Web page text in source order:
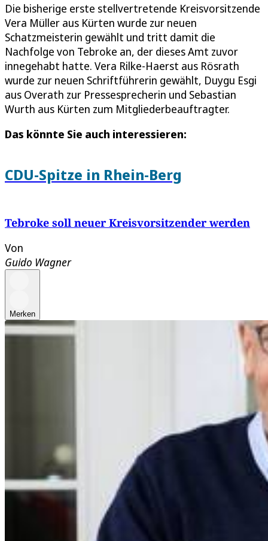
Die bisherige erste stellvertretende Kreisvorsitzende
Vera Müller aus Kürten wurde zur neuen
Schatzmeisterin gewählt und tritt damit die
Nachfolge von Tebroke an, der dieses Amt zuvor
innegehabt hatte. Vera Rilke-Haerst aus Rösrath
wurde zur neuen Schriftführerin gewählt, Duygu Esgi
aus Overath zur Pressesprecherin und Sebastian
Wurth aus Kürten zum Mitgliederbeauftragter.
Das könnte Sie auch interessieren:
CDU-Spitze in Rhein-Berg
Tebroke soll neuer Kreisvorsitzender werden
Von
Guido Wagner
Merken